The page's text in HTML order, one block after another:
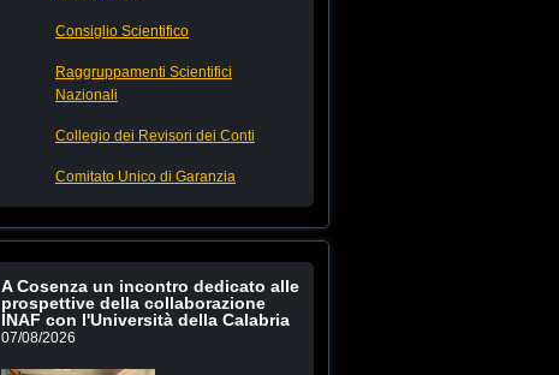
Consiglio Scientifico
Raggruppamenti Scientifici
Nazionali
Collegio dei Revisori dei Conti
Comitato Unico di Garanzia
A Cosenza un incontro dedicato alle
prospettive della collaborazione
INAF con l'Università della Calabria
07/08/2026